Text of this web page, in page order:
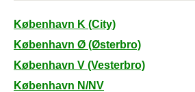
København K (City)
København Ø (Østerbro)
København V (Vesterbro)
København N/NV